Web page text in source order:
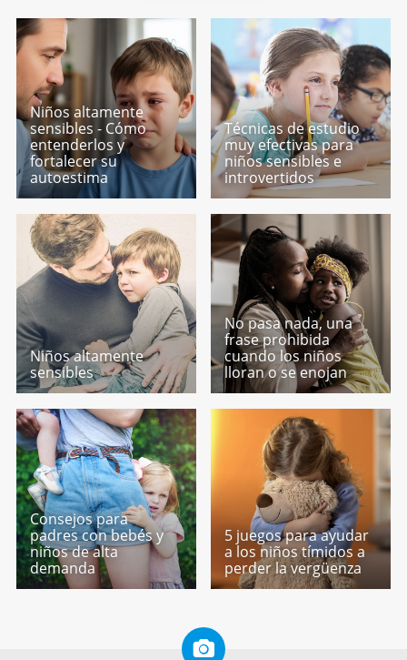
Niños altamente
sensibles - Cómo
entenderlos y
fortalecer su
autoestima
Técnicas de estudio
muy efectivas para
niños sensibles e
introvertidos
Niños altamente
sensibles
No pasa nada, una
frase prohibida
cuando los niños
lloran o se enojan
Consejos para
padres con bebés y
niños de alta
demanda
5 juegos para ayudar
a los niños tímidos a
perder la vergüenza